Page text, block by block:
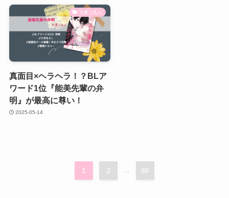
大麦こあら
真面目×ヘラヘラ！？BLア
ワード1位『能美先輩の弁
明』が最高に尊い！
2025-05-14
1 2 86